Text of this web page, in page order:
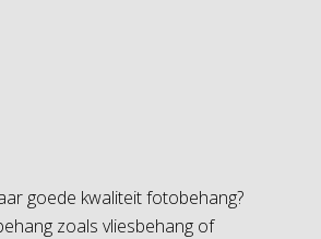
goede kwaliteit fotobehang?
zoals vliesbehang of